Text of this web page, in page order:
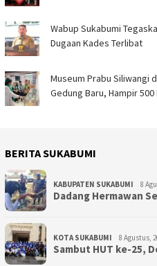
Wabup Sukabumi
Dugaan Kades Terlibat
Museum Prabu Siliwangi
Gedung Baru, Hampir
BERITA SUKABUMI
KABUPATEN SUKABUMI 8
Dadang Hermawan
KOTA SUKABUMI 8 Agustus,
Sambut HUT ke-25,